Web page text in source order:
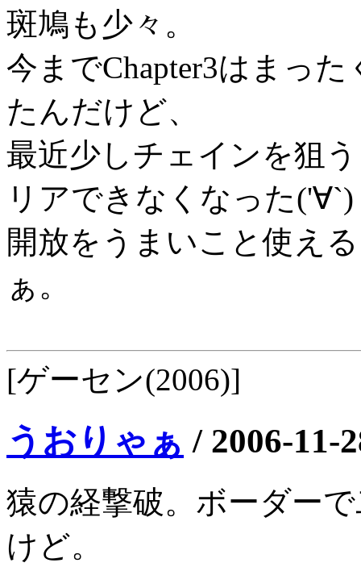
斑鳩も少々。
今までChapter3はまっ
たんだけど、
最近少しチェインを狙
リアできなくなった('∀`)
開放をうまいこと使え
ぁ。
[ゲーセン(2006)]
うおりゃぁ / 2006-11-
猿の経撃破。ボーダー
けど。